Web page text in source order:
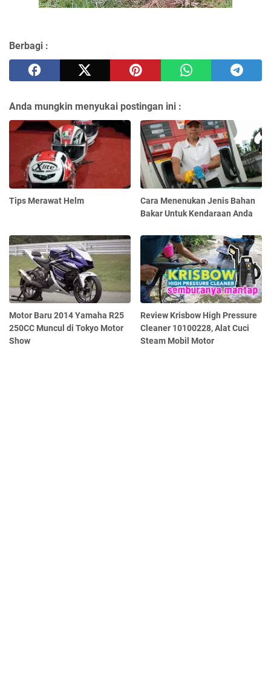
Berbagi :
Anda mungkin menyukai postingan ini :
Tips Merawat Helm
Cara Menenukan Jenis Bahan
Bakar Untuk Kendaraan Anda
Motor Baru 2014 Yamaha R25
250CC Muncul di Tokyo Motor
Show
Review Krisbow High Pressure
Cleaner 10100228, Alat Cuci
Steam Mobil Motor